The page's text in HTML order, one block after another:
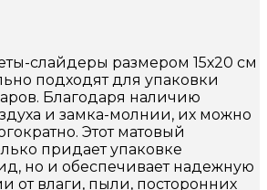
слайдеры размером 15х20 см
подходят для упаковки
Благодаря наличию
и замка-молнии, их можно
Этот матовый
придает упаковке
но и обеспечивает надежную
от влаги, пыли, посторонних